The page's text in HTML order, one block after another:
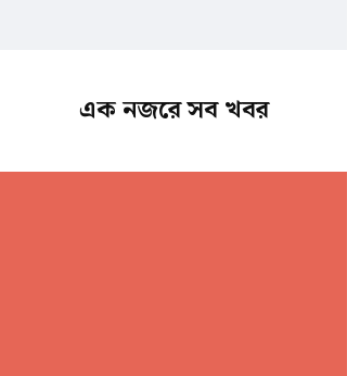
এক নজরে সব খবর